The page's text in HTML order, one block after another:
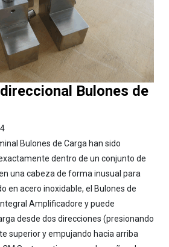
Bulones de
Bulones de Carga han sido
dentro de un conjunto de
una cabeza de forma inusual para
en acero inoxidable, el Bulones de
Amplificadore y puede
desde dos direcciones (presionando
superior y empujando hacia arriba